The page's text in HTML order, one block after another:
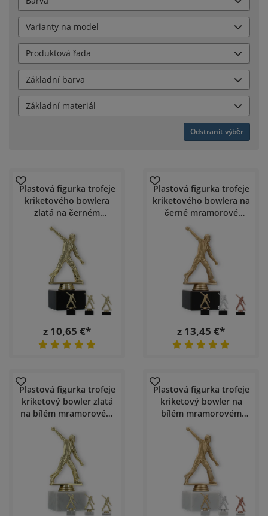
Varianty na model
Produktová řada
Základní barva
Základní materiál
Odstranit výběr
Plastová figurka trofeje
kriketového bowlera
zlatá na černém
mramorovém podstavci
z 10,65 €*
Plastová figurka trofeje
kriketového bowlera na
černé mramorové
podstavci
z 13,45 €*
Plastová figurka trofeje
kriketový bowler zlatá
na bílém mramorovém
podstavci
Plastová figurka trofeje
kriketový bowler na
bílém mramorovém
podstavci